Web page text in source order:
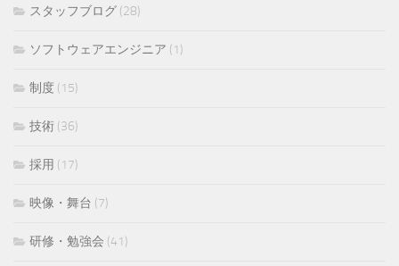
スタッフブログ (28)
ソフトウェアエンジニア (1)
制度 (15)
技術 (36)
採用 (17)
映像・舞台 (7)
研修・勉強会 (41)